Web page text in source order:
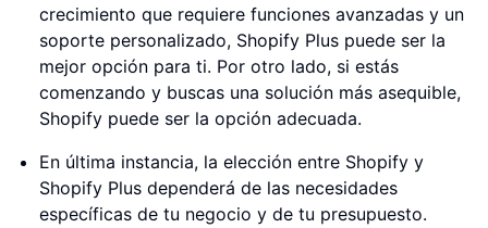
crecimiento que requiere funciones avanzadas y un
soporte personalizado, Shopify Plus puede ser la
mejor opción para ti. Por otro lado, si estás
comenzando y buscas una solución más asequible,
Shopify puede ser la opción adecuada.
En última instancia, la elección entre Shopify y
Shopify Plus dependerá de las necesidades
específicas de tu negocio y de tu presupuesto.